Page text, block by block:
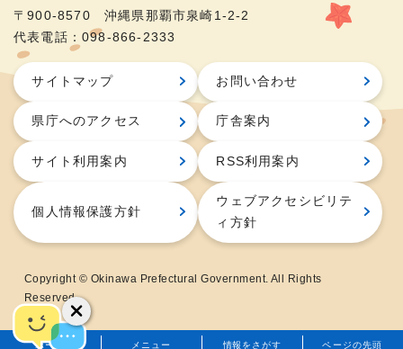
メニュー
ホーム 情報をさがす ページの先頭
〒900-8570 沖縄県那覇市泉崎1-2-2
代表電話：098-866-2333
サイトマップ お問い合わせ
県庁へのアクセス 庁舎案内
サイト利用案内 RSS利用案内
個人情報保護方針
ウェブアクセシビリテ
ィ方針
Copyright © Okinawa Prefectural Government. All Rights
Reserved.